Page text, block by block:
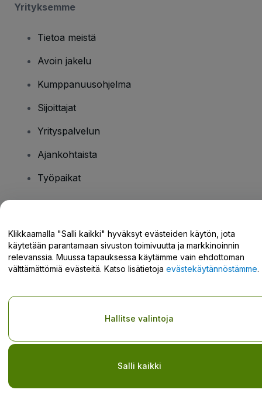
Yrityksemme
Tietoa meistä
Avoin jakelu
Kumppanuusohjelma
Sijoittajat
Yrityspalvelun
Ajankohtaista
Työpaikat
Tukikeskus / Ota meihin yhteyttä
Tekijänoikeus © viagogo GmbH 2026 Yritystiedot
Käyttöehdot
Mobiilitietosuojakäytännön
Klikkaamalla "Salli kaikki" hyväksyt evästeiden käytön, jota
käytetään parantamaan sivuston toimivuutta ja markkinoinnin
relevanssia. Muussa tapauksessa käytämme vain ehdottoman
välttämättömiä evästeitä. Katso lisätietoja evästekäytännöstämme.
Salli kaikki
Hallitse valintoja